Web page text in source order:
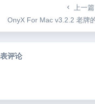
上一篇
OnyX For Mac v3.2.2 老牌
评论